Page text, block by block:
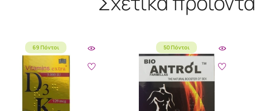
69 Πόντοι 50 Πόντοι